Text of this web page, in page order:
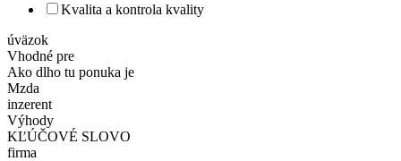
Kvalita a kontrola kvality
úväzok
Vhodné pre
Ako dlho tu ponuka je
Mzda
inzerent
Výhody
KĽÚČOVÉ SLOVO
firma